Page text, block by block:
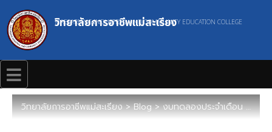
วิทยาลัยการอาชีพแม่สะเรียง
MAESARIANG INDUSTRIAL AND COMMUNITY EDUCATION COLLEGE
วิทยาลัยการอาชีพแม่สะเรียง>Blog>งบทดลองประจำเดือน> เผย